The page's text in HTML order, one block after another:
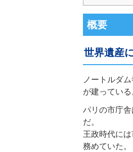
概要
世界遺産
ノートルダ
が建っている
パリの市庁
だ。
王政時代に
務めていた。